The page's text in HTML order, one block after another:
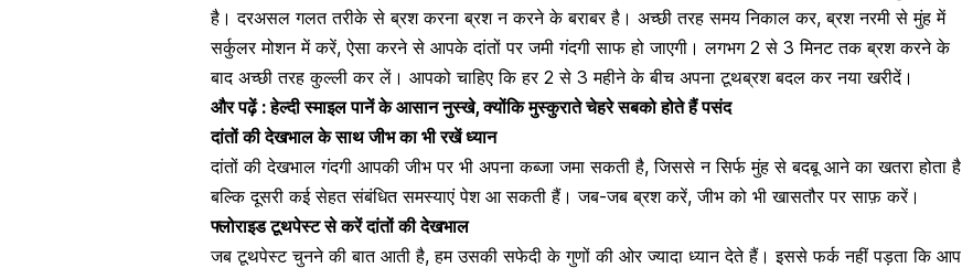
है। दरअसल गलत तरीके से ब्रश करना ब्रश न करने के बराबर है। अच्छी तरह समय निकाल कर, ब्रश नरमी से मुंह में
सर्कुलर मोशन में करें, ऐसा करने से आपके दांतों पर जमी गंदगी साफ हो जाएगी। लगभग 2 से 3 मिनट तक ब्रश करने के
बाद अच्छी तरह कुल्ली कर लें। आपको चाहिए कि हर 2 से 3 महीने के बीच अपना टूथब्रश बदल कर नया खरीदें।
और पढ़ें :हेल्दी स्माइल पानें के आसान नुस्खे, क्योंकि मुस्कुराते चेहरे सबको होते हैं पसंद
दांतों की देखभाल के साथ जीभ का भी रखें ध्यान
दांतों की देखभाल गंदगी आपकी जीभ पर भी अपना कब्जा जमा सकती है, जिससे न सिर्फमुंह से बदबू आने का खतरा होता है
बल्कि दूसरी कई सेहत संबंधित समस्याएं पेश आ सकती हैं। जब-जब ब्रश करें,जीभ को भी खासतौर पर साफ़ करें।
फ्लोराइड टूथपेस्ट से करें दांतों की देखभाल
जब टूथपेस्ट चुनने की बात आती है, हम उसकी सफेदी के गुणों की ओर ज्यादा ध्यान देते हैं। इससे फर्क नहीं पड़ता कि आप